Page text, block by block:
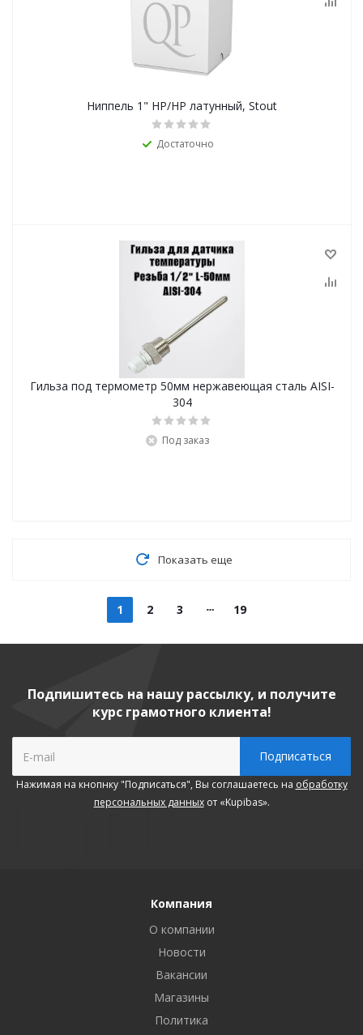
Ниппель 1" НР/НР латунный, Stout
Достаточно
Гильза под термометр 50мм нержавеющая сталь AISI-
304
Под заказ
Показать еще
1 2 3 19
Подпишитесь на нашу рассылку, и получите
курс грамотного клиента!
Нажимая на кнопнку "Подписаться", Вы соглашаетесь на обработку
персональных данныхот «Kupibas».
Компания
О компании
Новости
Вакансии
Магазины
Политика